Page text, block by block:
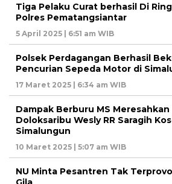
Tiga Pelaku Curat berhasil Di
Polres Pematangsiantar
5 April 2025 | 6:51 am WIB
Polsek Perdagangan Berhasil
Pencurian Sepeda Motor di
17 Maret 2025 | 6:34 am WIB
Dampak Berburu MS Meresahkan
Doloksaribu Wesly RR Saragih
Simalungun
10 Maret 2025 | 5:07 am WIB
NU Minta Pesantren Tak